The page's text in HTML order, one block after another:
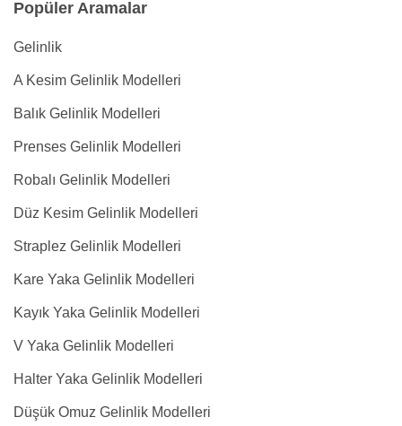
Popüler Aramalar
Gelinlik
A Kesim Gelinlik Modelleri
Balık Gelinlik Modelleri
Prenses Gelinlik Modelleri
Robalı Gelinlik Modelleri
Düz Kesim Gelinlik Modelleri
Straplez Gelinlik Modelleri
Kare Yaka Gelinlik Modelleri
Kayık Yaka Gelinlik Modelleri
V Yaka Gelinlik Modelleri
Halter Yaka Gelinlik Modelleri
Düşük Omuz Gelinlik Modelleri